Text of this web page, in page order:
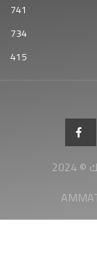
741
734
415